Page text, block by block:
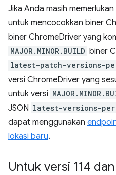
Jika Anda masih
untuk mencocokkan biner
biner ChromeDriver yang
MAJOR.MINOR.BUILD biner
latest-patch-versions-
versi ChromeDriver yang
untuk versi
JSON latest-versions-
dapat menggunakan
lokasi baru.
Untuk versi 114